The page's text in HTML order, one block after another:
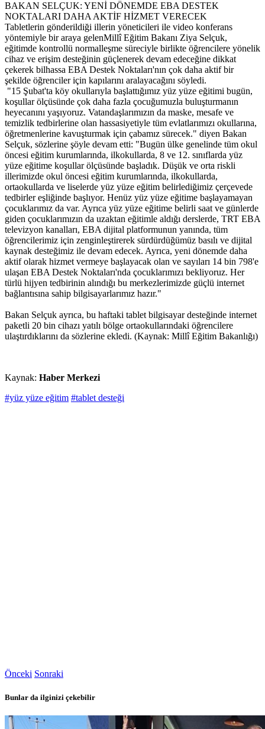
BAKAN SELÇUK: YENİ DÖNEMDE EBA DESTEK
NOKTALARI DAHA AKTİF HİZMET VERECEK
Tabletlerin gönderildiği illerin yöneticileri ile video konferans
yöntemiyle bir araya gelenMillî Eğitim Bakanı Ziya Selçuk,
eğitimde kontrollü normalleşme süreciyle birlikte öğrencilere yönelik
cihaz ve erişim desteğinin güçlenerek devam edeceğine dikkat
çekerek bilhassa EBA Destek Noktaları'nın çok daha aktif bir
şekilde öğrenciler için kapılarını aralayacağını söyledi.
"15 Şubat'ta köy okullarıyla başlattığımız yüz yüze eğitimi bugün,
koşullar ölçüsünde çok daha fazla çocuğumuzla buluşturmanın
heyecanını yaşıyoruz. Vatandaşlarımızın da maske, mesafe ve
temizlik tedbirlerine olan hassasiyetiyle tüm evlatlarımızı okullarına,
öğretmenlerine kavuşturmak için çabamız sürecek." diyen Bakan
Selçuk, sözlerine şöyle devam etti: "Bugün ülke genelinde tüm okul
öncesi eğitim kurumlarında, ilkokullarda, 8 ve 12. sınıflarda yüz
yüze eğitime koşullar ölçüsünde başladık. Düşük ve orta riskli
illerimizde okul öncesi eğitim kurumlarında, ilkokullarda,
ortaokullarda ve liselerde yüz yüze eğitim belirlediğimiz çerçevede
tedbirler eşliğinde başlıyor. Henüz yüz yüze eğitime başlayamayan
çocuklarımız da var. Ayrıca yüz yüze eğitime belirli saat ve günlerde
giden çocuklarımızın da uzaktan eğitimle aldığı derslerde, TRT EBA
televizyon kanalları, EBA dijital platformunun yanında, tüm
öğrencilerimiz için zenginleştirerek sürdürdüğümüz basılı ve dijital
kaynak desteğimiz ile devam edecek. Ayrıca, yeni dönemde daha
aktif olarak hizmet vermeye başlayacak olan ve sayıları 14 bin 798'e
ulaşan EBA Destek Noktaları'nda çocuklarımızı bekliyoruz. Her
türlü hijyen tedbirinin alındığı bu merkezlerimizde güçlü internet
bağlantısına sahip bilgisayarlarımız hazır."
Bakan Selçuk ayrıca, bu haftaki tablet bilgisayar desteğinde internet
paketli 20 bin cihazı yatılı bölge ortaokullarındaki öğrencilere
ulaştırdıklarını da sözlerine ekledi. (Kaynak: Millî Eğitim Bakanlığı)
Kaynak: Haber Merkezi
#yüz yüze eğitim #tablet desteği
Önceki Sonraki
Bunlar da ilginizi çekebilir